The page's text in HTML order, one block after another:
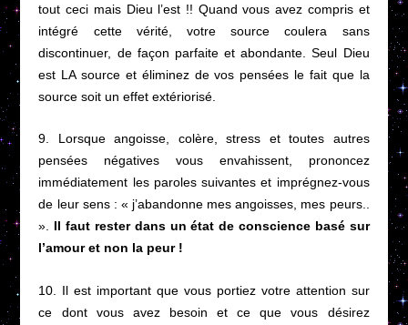
tout ceci mais Dieu l’est !! Quand vous avez compris et
intégré cette vérité, votre source coulera sans
discontinuer, de façon parfaite et abondante. Seul Dieu
est LA source et éliminez de vos pensées le fait que la
source soit un effet extériorisé.
9. Lorsque angoisse, colère, stress et toutes autres
pensées négatives vous envahissent, prononcez
immédiatement les paroles suivantes et imprégnez-vous
de leur sens : « j’abandonne mes angoisses, mes peurs..
». Il faut rester dans un état de conscience basé sur
l’amour et non la peur !
10. Il est important que vous portiez votre attention sur
ce dont vous avez besoin et ce que vous désirez